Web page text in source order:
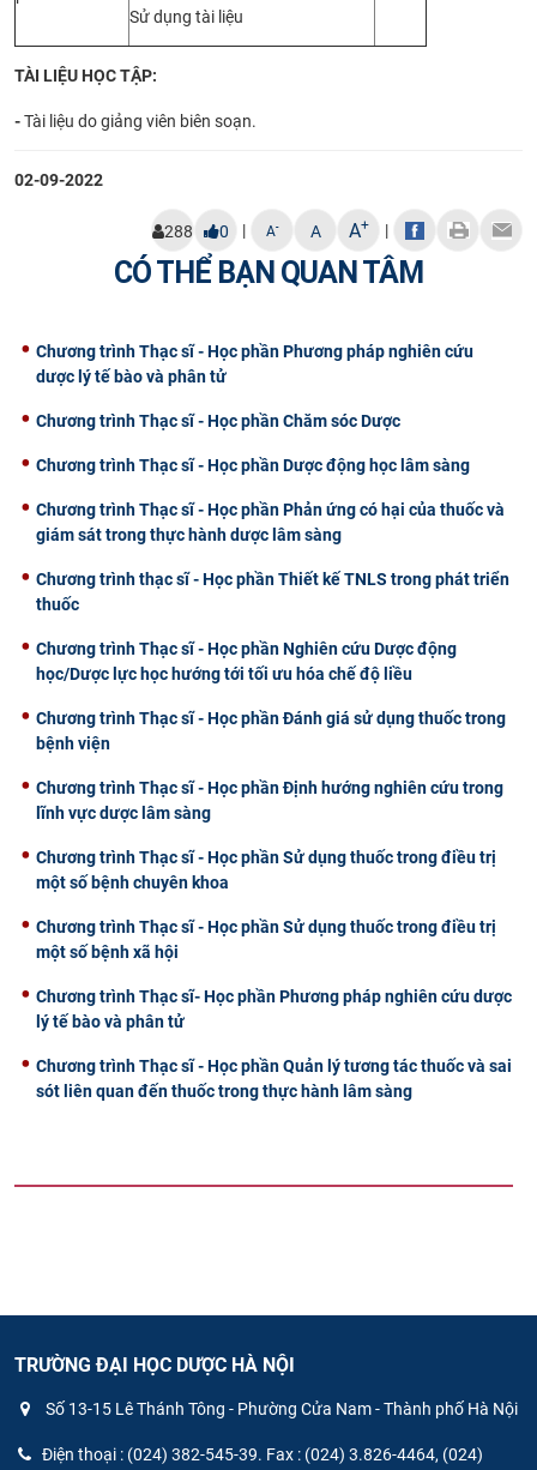
Sử dụng tài liệu
TÀI LIỆU HỌC TẬP:
-Tài liệu do giảng viên biên soạn.
02-09-2022
288 0 | A- A A+ |
CÓ THỂ BẠN QUAN TÂM
Chương trình Thạc sĩ - Học phần Phương pháp nghiên cứu
dược lý tế bào và phân tử
Chương trình Thạc sĩ - Học phần Chăm sóc Dược
Chương trình Thạc sĩ - Học phần Dược động học lâm sàng
Chương trình Thạc sĩ - Học phần Phản ứng có hại của thuốc và
giám sát trong thực hành dược lâm sàng
Chương trình thạc sĩ - Học phần Thiết kế TNLS trong phát triển
thuốc
Chương trình Thạc sĩ - Học phần Nghiên cứu Dược động
học/Dược lực học hướng tới tối ưu hóa chế độ liều
Chương trình Thạc sĩ - Học phần Đánh giá sử dụng thuốc trong
bệnh viện
Chương trình Thạc sĩ - Học phần Định hướng nghiên cứu trong
lĩnh vực dược lâm sàng
Chương trình Thạc sĩ - Học phần Sử dụng thuốc trong điều trị
một số bệnh chuyên khoa
Chương trình Thạc sĩ - Học phần Sử dụng thuốc trong điều trị
một số bệnh xã hội
Chương trình Thạc sĩ- Học phần Phương pháp nghiên cứu dược
lý tế bào và phân tử
Chương trình Thạc sĩ - Học phần Quản lý tương tác thuốc và sai
sót liên quan đến thuốc trong thực hành lâm sàng
TRƯỜNG ĐẠI HỌC DƯỢC HÀ NỘI
Số 13-15 Lê Thánh Tông - Phường Cửa Nam - Thành phố Hà Nội
Điện thoại : (024) 382-545-39. Fax : (024) 3.826-4464, (024)